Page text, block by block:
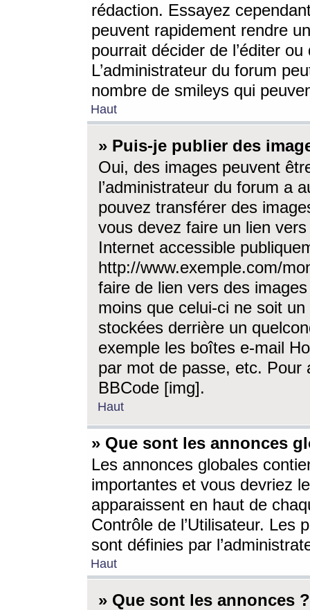
rédaction. Essayez
peuvent rapidement rendre
pourrait décider de l’éditer
L’administrateur du forum
nombre de smileys qui
Haut
» Puis-je publier des
Oui, des images peuvent
l’administrateur du forum a
pouvez transférer des
vous devez faire un lien
Internet accessible
http://www.exemple.com/
faire de lien vers des
moins que celui-ci ne soit
stockées derrière un
exemple les boîtes e-mail
par mot de passe, etc. Pour
BBCode [img].
Haut
» Que sont les annonces
Les annonces globales
importantes et vous devriez
apparaissent en haut de
Contrôle de l’Utilisateur. Les
sont définies par
Haut
» Que sont les annonces ?